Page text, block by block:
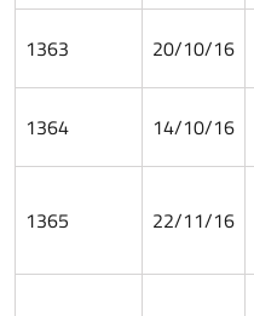
1363 20/10/16
1364 14/10/16
1365 22/11/16